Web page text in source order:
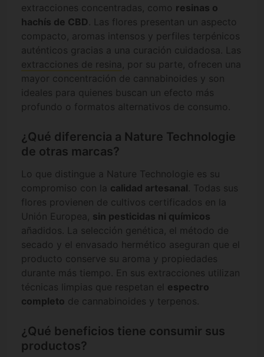
extracciones concentradas, como resinas o
hachís de CBD . Las flores presentan un aspecto
compacto, aromas intensos y perfiles terpénicos
auténticos gracias a una curación cuidadosa. Las
extracciones de resina , por su parte, ofrecen una
mayor concentración de cannabinoides y son
ideales para quienes buscan un efecto más
profundo o formatos alternativos de consumo.
¿Qué diferencia a Nature Technologie
de otras marcas?
Lo que distingue a Nature Technologie es su
compromiso con la calidad artesanal . Todas sus
flores provienen de cultivos certificados en la
Unión Europea, sin pesticidas ni químicos
añadidos. La selección genética, el método de
secado y el envasado hermético aseguran que el
producto conserve su aroma y propiedades
durante más tiempo. En sus extracciones utilizan
técnicas limpias que respetan el espectro
completo de cannabinoides y terpenos.
¿Qué beneficios tiene consumir sus
productos?